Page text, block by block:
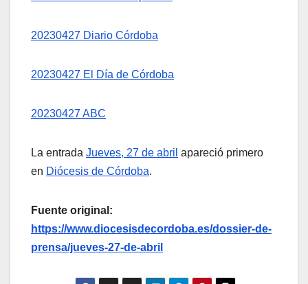
20230427 Diario Córdoba
20230427 El Día de Córdoba
20230427 ABC
La entrada Jueves, 27 de abril apareció primero
en Diócesis de Córdoba.
Fuente original:
https://www.diocesisdecordoba.es/dossier-de-
prensa/jueves-27-de-abril